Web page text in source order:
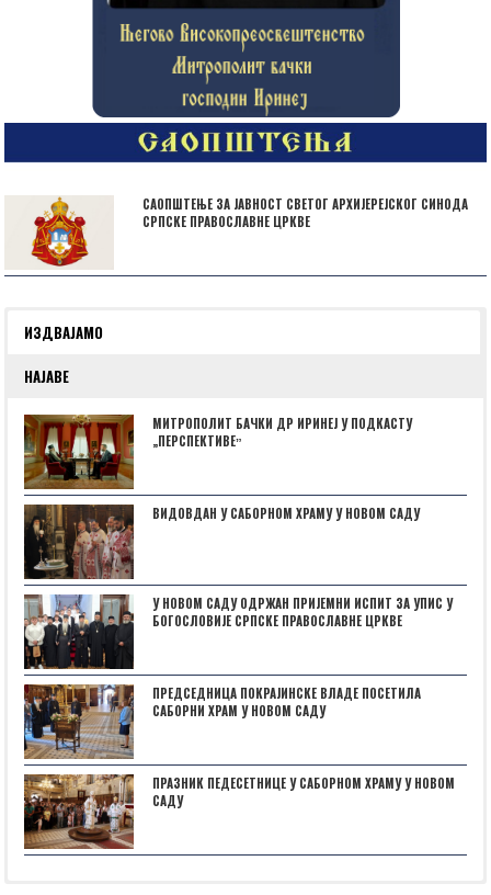
САОПШТЕЊЕ ЗА ЈАВНОСТ СВЕТОГ АРХИЈЕРЕЈСКОГ СИНОДА
СРПСКЕ ПРАВОСЛАВНЕ ЦРКВЕ
ИЗДВАЈАМО
НАЈАВЕ
МИТРОПОЛИТ БАЧКИ ДР ИРИНЕЈ У ПОДКАСТУ
„ПЕРСПЕКТИВЕˮ
ВИДОВДАН У САБОРНОМ ХРАМУ У НОВОМ САДУ
У НОВОМ САДУ ОДРЖАН ПРИЈЕМНИ ИСПИТ ЗА УПИС У
БОГОСЛОВИЈЕ СРПСКЕ ПРАВОСЛАВНЕ ЦРКВЕ
ПРЕДСЕДНИЦА ПОКРАЈИНСКЕ ВЛАДЕ ПОСЕТИЛА
САБОРНИ ХРАМ У НОВОМ САДУ
ПРАЗНИК ПЕДЕСЕТНИЦЕ У САБОРНОМ ХРАМУ У НОВОМ
САДУ